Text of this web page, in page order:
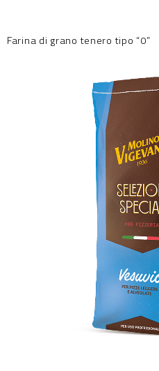
Farina di grano tenero tipo “0”